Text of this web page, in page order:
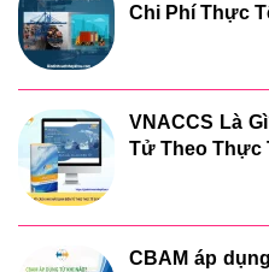
Chi Phí Thực
VNACCS Là
Tử Theo Thực
CBAM áp